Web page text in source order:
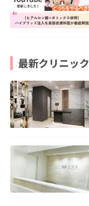
最新クリニック